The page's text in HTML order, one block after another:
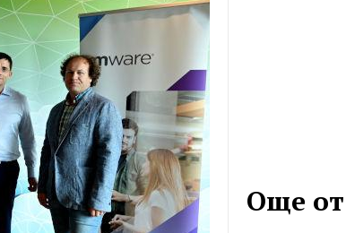
Още